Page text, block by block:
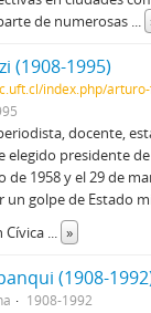
de numerosas ...
(1908-1995)
index.php/
docente,
elegido presidente
de 1958 y el 29 de
un golpe de Estado
Cívica ... »
(1908-
1908-1992